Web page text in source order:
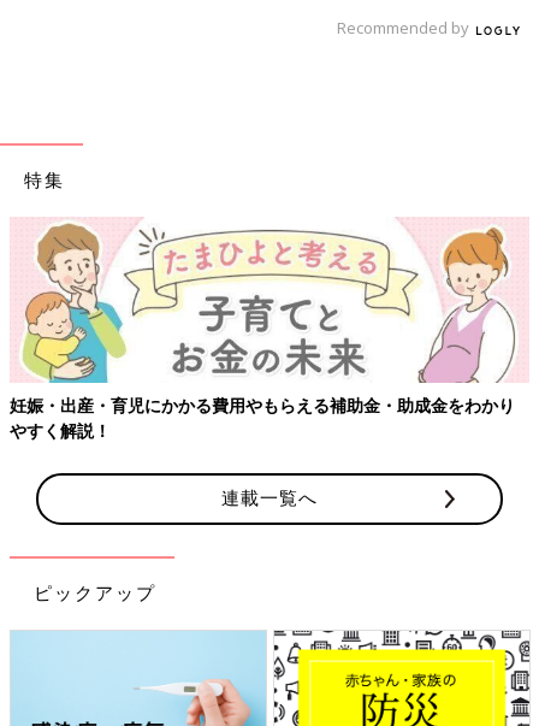
Recommended by
特集
出産・育児にかかる費用やもらえる補助金・助成金をわかり
解説！
【ワ
連載一覧へ
ピックアップ